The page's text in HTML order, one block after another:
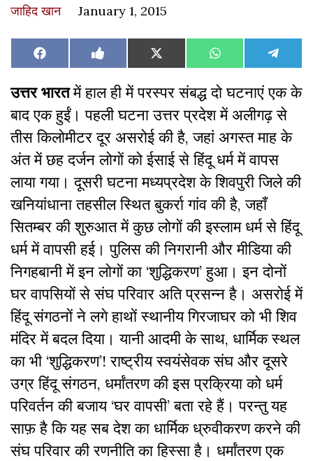
जाहिद खान January 1, 2015
Share
on
Facebook Share
on
Like
on
Facebook
Share
on
X
(Twitter)
Share
on
WhatsAppShare
on
उत्तर भारतमें हाल ही में परस्पर संबद्ध दो घटनाएं एक के
बाद एक हुईं। पहली घटना उत्तर प्रदेश में अलीगढ़ से
तीस किलोमीटर दूर असरोई की है, जहां अगस्त माह के
अंत में छह दर्जन लोगों को ईसाई से हिंदू धर्म में वापस
लाया गया। दूसरी घटना मध्यप्रदेश के शिवपुरी जिले की
खनियांधाना तहसील स्थित बुकर्रा गांव की है, जहाँ
सितम्बर की शुरुआत में कुछ लोगों की इस्लाम धर्म से हिंदू
धर्म में वापसी हई। पुलिस की निगरानी और मीडिया की
निगहबानी में इन लोगों का ‘शुद्धिकरण’ हुआ। इन दोनों
घर वापसियों से संघ परिवार अति प्रसन्न है। असरोई में
हिंदू संगठनों ने लगे हाथों स्थानीय गिरजाघर को भी शिव
मंदिर में बदल दिया। यानी आदमी के साथ, धार्मिक स्थल
का भी ‘शुद्धिकरण’! राष्ट्रीय स्वयंसेवक संघ और दूसरे
उग्र हिंदू संगठन, धर्मांतरण की इस प्रक्रिया को धर्म
परिवर्तन की बजाय ‘घर वापसी’ बता रहे हैं। परन्तु यह
साफ़ है कि यह सब देश का धार्मिक ध्रुवीकरण करने की
संघ परिवार की रणनीति का हिस्सा है। धर्मांतरण एक